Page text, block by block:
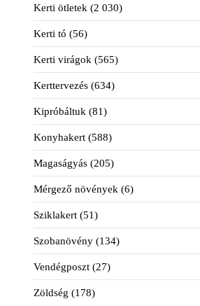
Kerti ötletek (2 030)
Kerti tó (56)
Kerti virágok (565)
Kerttervezés (634)
Kipróbáltuk (81)
Konyhakert (588)
Magaságyás (205)
Mérgező növények (6)
Sziklakert (51)
Szobanövény (134)
Vendégposzt (27)
Zöldség (178)